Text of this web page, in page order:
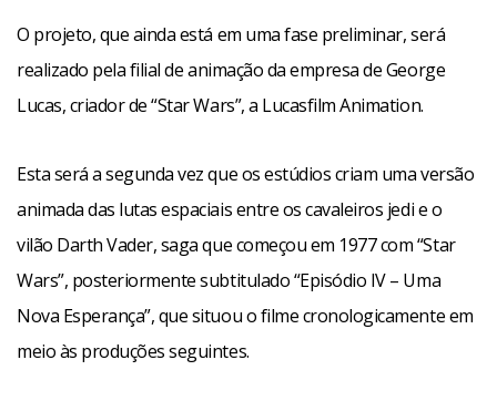
O projeto, que ainda está em uma fase preliminar, será
realizado pela filial de animação da empresa de George
Lucas, criador de “Star Wars”, a Lucasfilm Animation.
Esta será a segunda vez que os estúdios criam uma versão
animada das lutas espaciais entre os cavaleiros jedi e o
vilão Darth Vader, saga que começou em 1977 com “Star
Wars”, posteriormente subtitulado “Episódio IV – Uma
Nova Esperança”, que situou o filme cronologicamente em
meio às produções seguintes.